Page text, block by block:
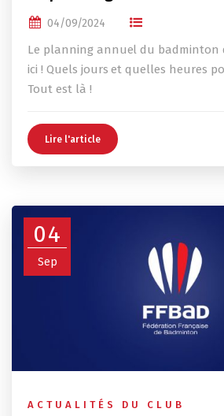
04/09/2024
Le planning annuel du badminton
ici ! Quels jours et quelles heures
Tout est là !
Lire l'article
04
Sep
ACTUALITÉS DU CLUB